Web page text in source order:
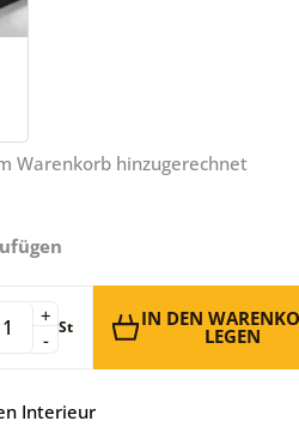
Warenkorb hinzugerechnet
-
+ St IN DEN
LEGEN
Interieur